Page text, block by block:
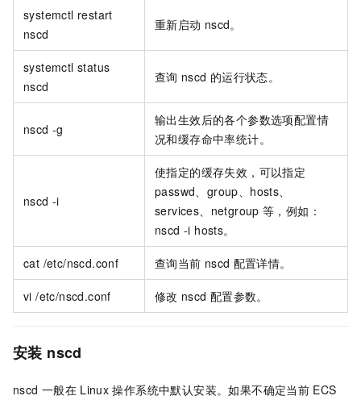
systemctl restart
nscd
重新启动 nscd。
systemctl status
nscd
查询 nscd 的运行状态。
nscd -g
输出生效后的各个参数选项配置情
况和缓存命中率统计。
nscd -i
使指定的缓存失效，可以指定
passwd、group、hosts、
services、netgroup 等，例如：
nscd -i hosts。
cat /etc/nscd.conf 查询当前 nscd 配置详情。
vi /etc/nscd.conf 修改 nscd 配置参数。
安装 nscd
nscd 一般在 Linux 操作系统中默认安装。如果不确定当前 ECS